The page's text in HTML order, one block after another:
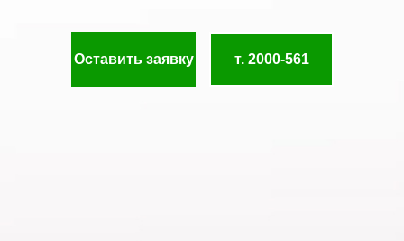
Оставить заявку т. 2000-561